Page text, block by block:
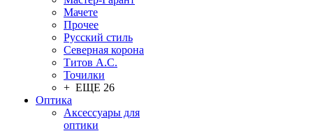
Мачете
Прочее
Русский стиль
Северная корона
Титов А.С.
Точилки
+ ЕЩЕ 26
Оптика
Аксессуары для
оптики